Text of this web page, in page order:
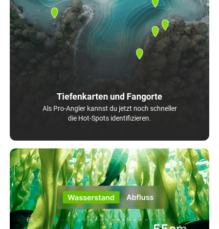
Tiefenkarten und Fangorte
Als Pro-Angler kannst du jetzt noch schneller
die Hot-Spots identifizieren.